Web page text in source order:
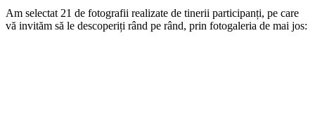
Am selectat 21 de fotografii realizate de tinerii participanți, pe care
vă invităm să le descoperiți rând pe rând, prin fotogaleria de mai jos: